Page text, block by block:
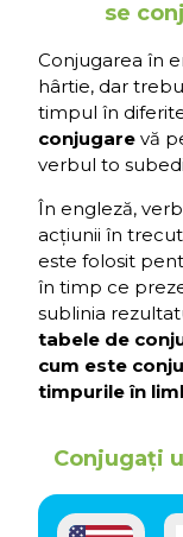
se
Conjugarea în
hârtie, dar
timpul în
conjugare vă
verbul to
În engleză,
acțiunii în
este folosit
în timp ce
sublinia
tabele de
cum este
timpurile în
Conjugați